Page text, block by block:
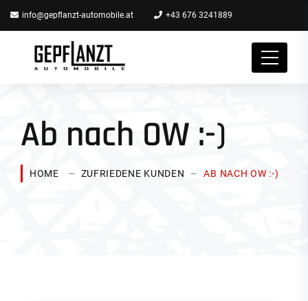
info@gepflanzt-automobile.at +43 676 3241889
Ab nach OW :-)
HOME ZUFRIEDENE KUNDEN AB NACH OW :-)